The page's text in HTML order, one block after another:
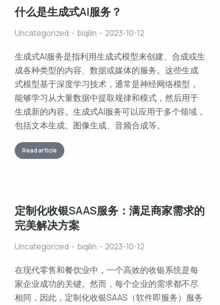
什么是生成式AI服务？
Uncategorized biqilin 2023-10-12
生成式AI服务是指利用生成式模型来创建、合成或生
成各种类型的内容、数据或媒体的服务。这些生成
式模型基于深度学习技术，通常是神经网络模型，
能够学习从大量数据中提取规律和模式，然后用于
生成新的内容。生成式AI服务可以应用于多个领域，
包括文本生成、图像生成、音频合成等。
Read article
定制化收银SAAS服务：满足商家需求的
完美解决方案
Uncategorized biqilin 2023-10-12
在现代零售和餐饮业中，一个高效的收银系统是每
家企业成功的关键。然而，每个企业的需求都不尽
相同，因此，定制化收银SAAS（软件即服务）服务